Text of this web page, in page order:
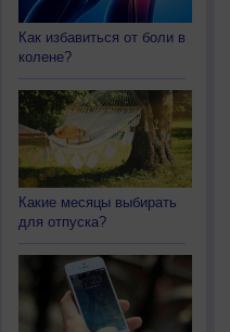
Как избавиться от боли в
колене?
Какие месяцы выбирать
для отпуска?